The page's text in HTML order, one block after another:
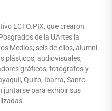
ECTO.PIX, que crearon
de la UArtes la
Medios; seis de ellos, alumni
plásticos, audiovisuales,
gráficos, fotógrafos y
Quito, Ibarra, Santo
juntarse para exhibir sus